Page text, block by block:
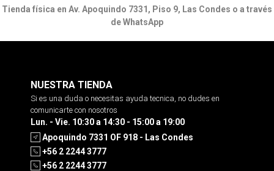
Tienda física en Av. Apoquindo 7331, Piso 9, Las Condes o a través
de WhatsApp
NUESTRA TIENDA
Si es una duda o necesitas ayuda tecnica, no dudes en
comunicarte con nosotros
Lun. - Vie. 10:30 a 14:30 - 15:00 a 19:00
Apoquindo 7331 OF 918 - Las Condes
+56 2 2244 3777
+56 2 2244 3777